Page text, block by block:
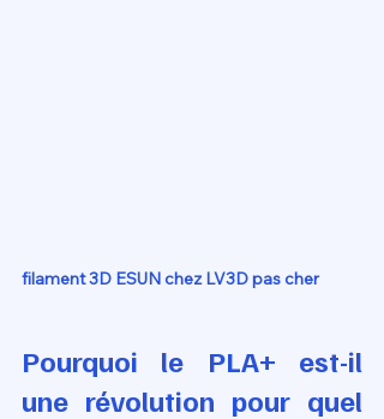
filament 3D ESUN chez LV3D pas cher
Pourquoi le PLA+ est-il
une révolution pour quel